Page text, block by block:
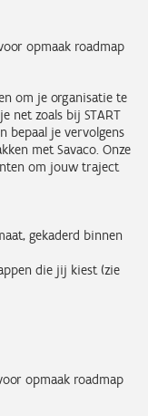
opmaak roadmap
om je organisatie te
net zoals bij START
bepaal je vervolgens
met Savaco. Onze
om jouw traject
gekaderd binnen
die jij kiest (zie
opmaak roadmap